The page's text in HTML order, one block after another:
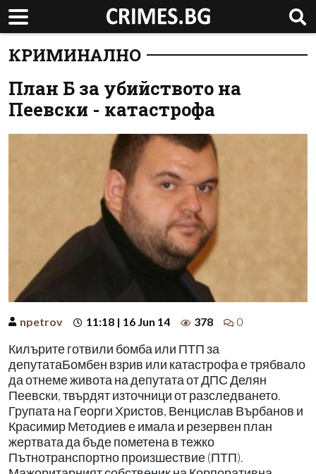
КРИМИНАЛНО
План Б за убийството на
Пеевски - катастрофа
npetrov 11:18 | 16 Jun 14 378 0
Килърите готвили бомба или ПТП за
депутатаБомбен взрив или катастрофа е трябвало
да отнеме живота на депутата от ДПС Делян
Пеевски, твърдят източници от разследването.
Групата на Георги Христов, Венцислав Върбанов и
Красимир Методиев е имала и резервен план
жертвата да бъде пометена в тежко
Пътнотранспортно произшествие (ПТП).